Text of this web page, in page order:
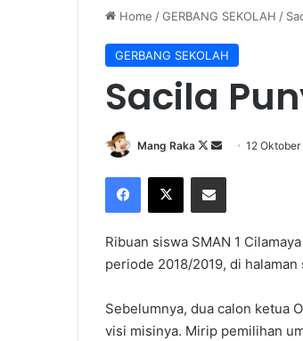
Home /GERBANG SEKOLAH /
GERBANG SEKOLAH
Sacila
Mang Raka
Follow
X
Send12 Oktober
Facebook
X Share via Email
Ribuan siswa SMAN 1
periode 2018/2019, di halaman
Sebelumnya, dua calon ketua
visi misinya. Mirip pemilihan